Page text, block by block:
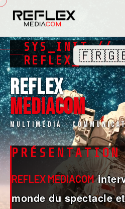
SYS_INIT //
REFLEX
MEDIACOM
Multimédia ·
PRÉSENTATION
REFLEX MEDIACOM
monde du spectacle
🇫🇷